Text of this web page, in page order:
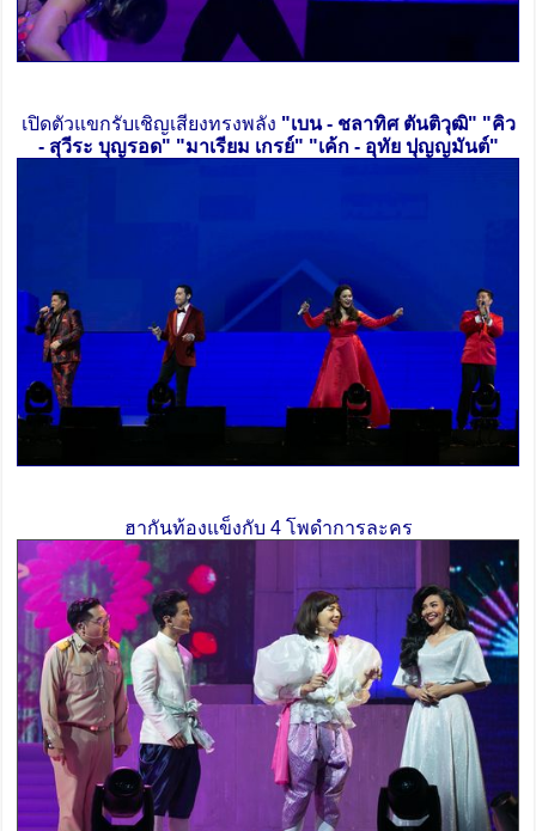
เปิดตัวแขกรับเชิญเสียงทรงพลัง "เบน - ชลาทิศ ตันติวุฒิ" "คิว
- สุวีระ บุญรอด" "มาเรียม เกรย์" "เค้ก - อุทัย ปุญญมันต์"
ฮากันท้องแข็งกับ 4 โพดำการละคร